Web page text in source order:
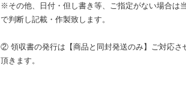
※その他、日付・但し書き等、ご指定がない場合は
で判断し記載・作製致します。
② 領収書の発行は【商品と同封発送のみ】ご対応さ
頂きます。